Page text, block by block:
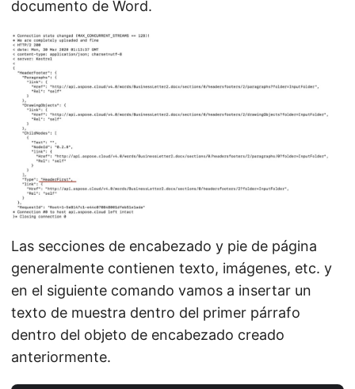
documento de Word.
Las secciones de encabezado y pie de página
generalmente contienen texto, imágenes, etc. y
en el siguiente comando vamos a insertar un
texto de muestra dentro del primer párrafo
dentro del objeto de encabezado creado
anteriormente.